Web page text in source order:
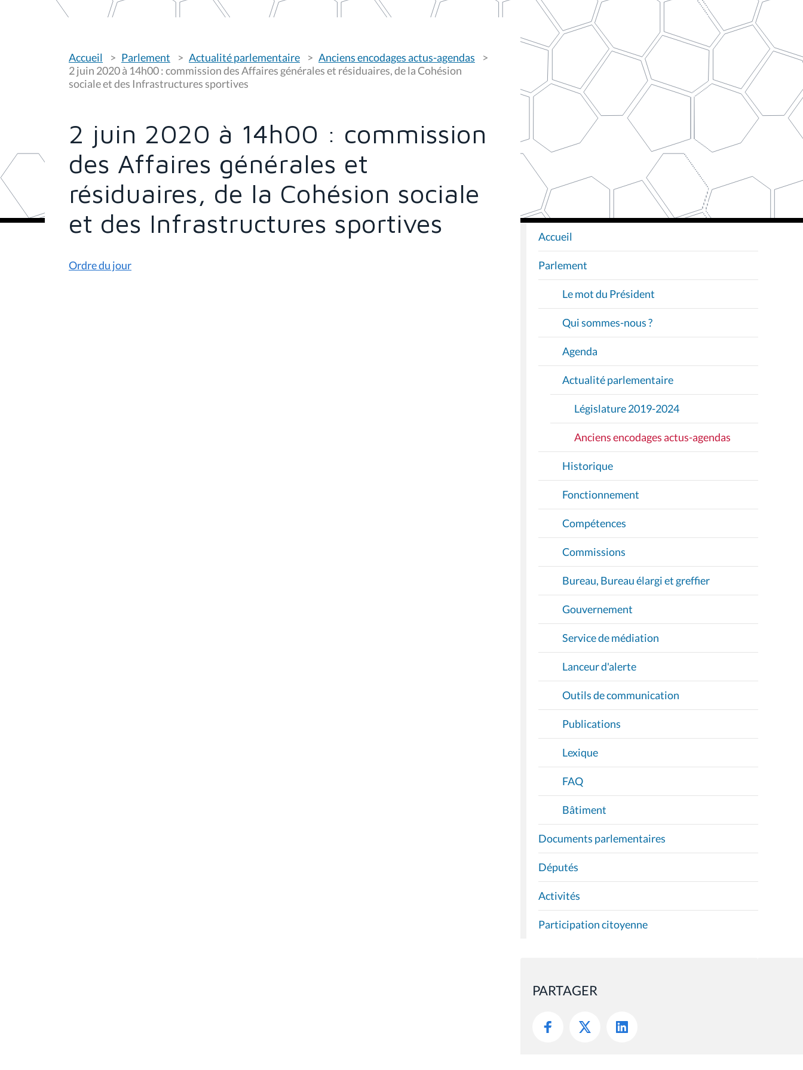
o
u
s
ê
:
Accueil Parlement Actualité parlementaire
Anciens encodages actus-agendas
2 juin 2020 à 14h00 : commission des Affaires générales et résiduaires, de la Cohésion
sociale et des Infrastructures sportives
2 juin 2020 à 14h00 : commission
des Affaires générales et
résiduaires, de la Cohésion sociale
et des Infrastructures sportives
Ordre du jour
N
A
V
G
T
O
Accueil
Parlement
Le mot du Président
Qui sommes-nous ?
Agenda
Actualité parlementaire
Législature 2019-2024
Anciens encodages actus-agendas
Historique
Fonctionnement
Compétences
Commissions
Bureau, Bureau élargi et greffier
Gouvernement
Service de médiation
Lanceur d'alerte
Outils de communication
Publications
Lexique
FAQ
Bâtiment
Documents parlementaires
Députés
Activités
Participation citoyenne
PARTAGER